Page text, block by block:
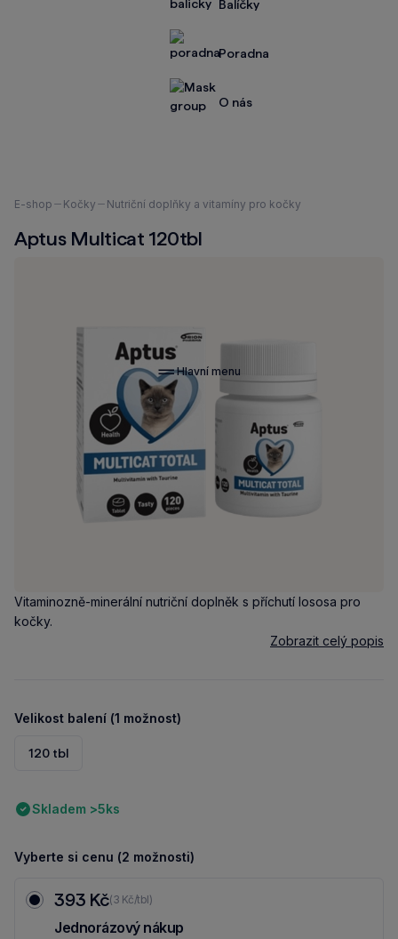
Balíčky
Poradna
O nás
Hlavní menu
Nacházíte
zde:
E-shop Kočky Nutriční doplňky a vitamíny pro kočky
Aptus Multicat 120tbl
Vitaminozně-minerální nutriční doplněk s příchutí lososa pro
kočky.
Zobrazit celý popis
Velikost balení (1 možnost)
120 tbl
Skladem >5ks
Vyberte si cenu (2 možnosti)
393 Kč(3 Kč/tbl)
Jednorázový nákup